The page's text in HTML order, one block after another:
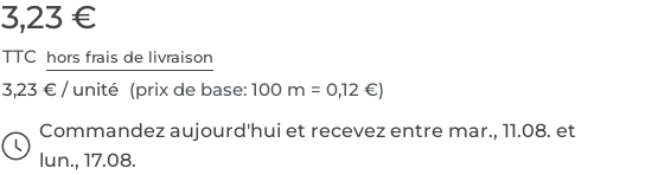
3,23 €
TTC hors frais de livraison
3,23 € / unité (prix de base: 100 m = 0,12 €)
Commandez aujourd'hui et recevez entre mar., 11.08. et
lun., 17.08.